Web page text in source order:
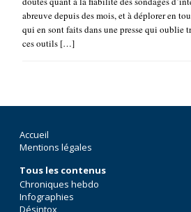
abreuve depuis des mois, et à déplorer en
qui en sont faits dans une presse qui oublie
ces outils […]
Accueil
Mentions légales
Tous les contenus
Chroniques hebdo
Infographies
Désintox